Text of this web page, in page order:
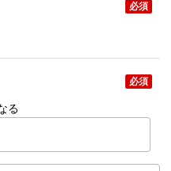
必須
必須
る